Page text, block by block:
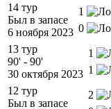
14 тур
Был в запасе
6 ноября 2023
1
0
13 тур
90' - 90'
30 октября 2023
1
1
12 тур
Был в запасе
2